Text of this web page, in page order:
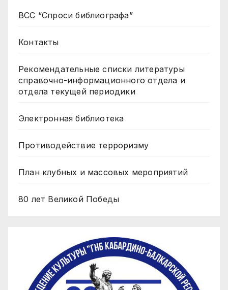
ВСС “Спроси библиографа”
Контакты
Рекомендательные списки литературы
справочно-информационного отдела и
отдела текущей периодики
Электронная библиотека
Противодействие терроризму
План клубных и массовых мероприятий
80 лет Великой Победы